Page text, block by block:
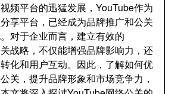
频平台的迅猛发展，YouTube作为
享平台，已经成为品牌推广和公关
对于企业而言，建立有效的
战略，不仅能增强品牌影响力，还
化和用户互动。因此，了解如何优
关，提升品牌形象和市场竞争力，